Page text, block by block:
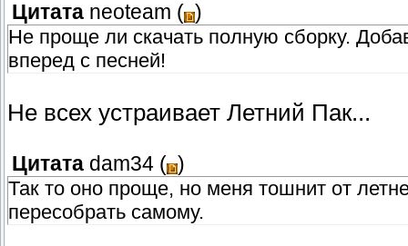
Цитата neoteam ( )
Не проще ли скачать полную сборку.
вперед с песней!
Не всех устраивает Летний Пак...
Цитата dam34 ( )
Так то оно проще, но меня тошнит от
пересобрать самому.